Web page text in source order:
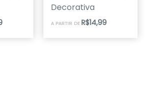
Decorativa
A PARTIR DE R$14,99